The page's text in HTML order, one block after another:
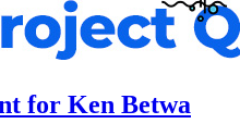
for Ken Betwa